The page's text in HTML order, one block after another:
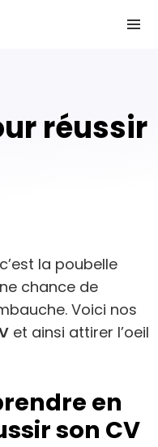
la poubelle
chance de
Voici nos
et ainsi attirer l’oeil
en
son CV